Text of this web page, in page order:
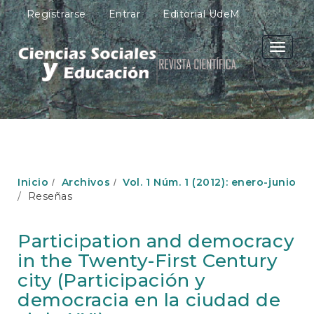
N
a
v
e
g
a
c
i
ó
n
a
l
o
n
Registrarse Entrar Editorial UdeM
Toggle
Inicio Archivos
Vol. 1 Núm. 1 (2012): enero-junio
Reseñas
Participation and democracy
in the Twenty-First Century
city (Participación y
democracia en la ciudad de